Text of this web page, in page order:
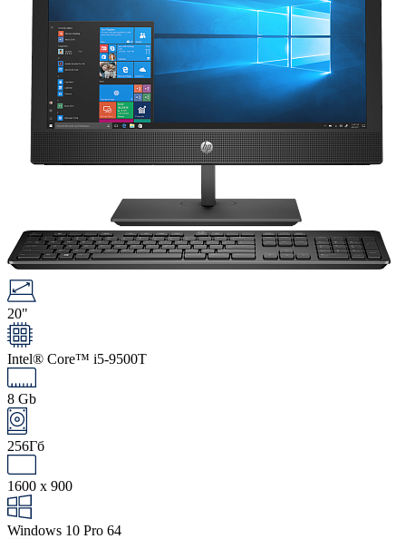
20"
Intel® Core™ i5-9500T
8 Gb
256Гб
1600 x 900
Windows 10 Pro 64